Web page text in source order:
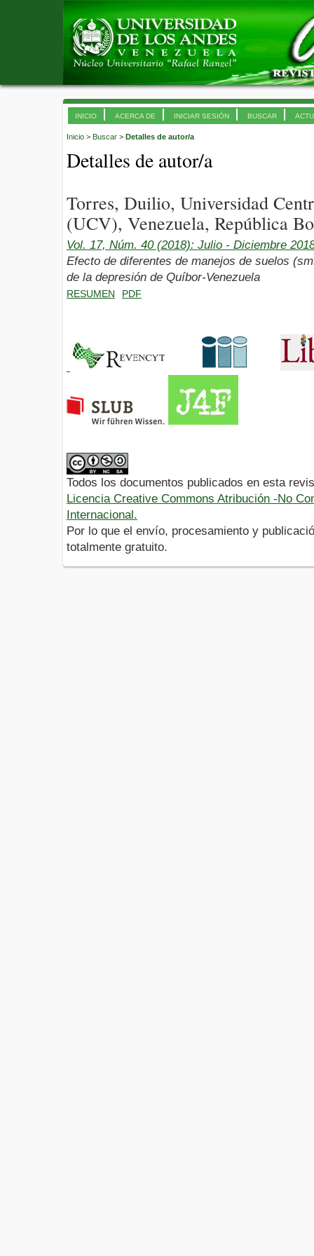
INICIO ACERCA DE INICIAR SESIÓN BUSCAR
Inicio > Buscar > Detalles de autor/a
Detalles de autor/a
Torres, Duilio, Universidad
(UCV), Venezuela, República
Vol. 17, Núm. 40 (2018): Julio - Diciembre
Efecto de diferentes de manejos de suelos
de la depresión de Quíbor-Venezuela
RESUMEN PDF
Todos los documentos publicados en esta
Licencia Creative Commons Atribución -No
Internacional.
Por lo que el envío, procesamiento y
totalmente gratuito.